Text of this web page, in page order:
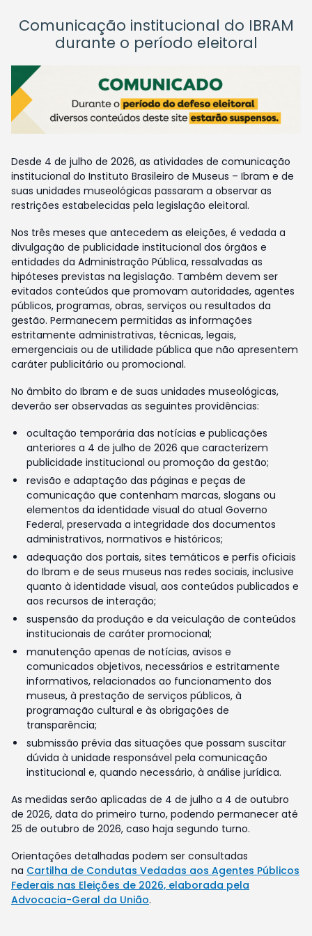
Comunicação institucional do IBRAM
durante o período eleitoral
Desde 4 de julho de 2026, as atividades de comunicação
institucional do Instituto Brasileiro de Museus – Ibram e de
suas unidades museológicas passaram a observar as
restrições estabelecidas pela legislação eleitoral.
Nos três meses que antecedem as eleições, é vedada a
divulgação de publicidade institucional dos órgãos e
entidades da Administração Pública, ressalvadas as
hipóteses previstas na legislação. Também devem ser
evitados conteúdos que promovam autoridades, agentes
públicos, programas, obras, serviços ou resultados da
gestão. Permanecem permitidas as informações
estritamente administrativas, técnicas, legais,
emergenciais ou de utilidade pública que não apresentem
caráter publicitário ou promocional.
No âmbito do Ibram e de suas unidades museológicas,
deverão ser observadas as seguintes providências:
ocultação temporária das notícias e publicações
anteriores a 4 de julho de 2026 que caracterizem
publicidade institucional ou promoção da gestão;
revisão e adaptação das páginas e peças de
comunicação que contenham marcas, slogans ou
elementos da identidade visual do atual Governo
Federal, preservada a integridade dos documentos
administrativos, normativos e históricos;
adequação dos portais, sites temáticos e perfis oficiais
do Ibram e de seus museus nas redes sociais, inclusive
quanto à identidade visual, aos conteúdos publicados e
aos recursos de interação;
suspensão da produção e da veiculação de conteúdos
institucionais de caráter promocional;
manutenção apenas de notícias, avisos e
comunicados objetivos, necessários e estritamente
informativos, relacionados ao funcionamento dos
museus, à prestação de serviços públicos, à
programação cultural e às obrigações de
transparência;
submissão prévia das situações que possam suscitar
dúvida à unidade responsável pela comunicação
institucional e, quando necessário, à análise jurídica.
As medidas serão aplicadas de 4 de julho a 4 de outubro
de 2026, data do primeiro turno, podendo permanecer até
25 de outubro de 2026, caso haja segundo turno.
Orientações detalhadas podem ser consultadas
na Cartilha de Condutas Vedadas aos Agentes Públicos
Federais nas Eleições de 2026, elaborada pela
Advocacia-Geral da União.